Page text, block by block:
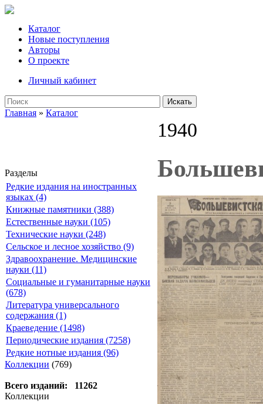
Каталог
Новые поступления
Авторы
О проекте
Личный кабинет
Искать
Главная » Каталог
Разделы
Редкие издания на иностранных
языках (4)
Книжные памятники (388)
Естественные науки (105)
Технические науки (248)
Сельское и лесное хозяйство (9)
Здравоохранение. Медицинские
науки (11)
Социальные и гуманитарные науки
(678)
Литература универсального
содержания (1)
Краеведение (1498)
Периодические издания (7258)
Редкие нотные издания (96)
Коллекции (769)
Всего изданий: 11262
Коллекции
1940